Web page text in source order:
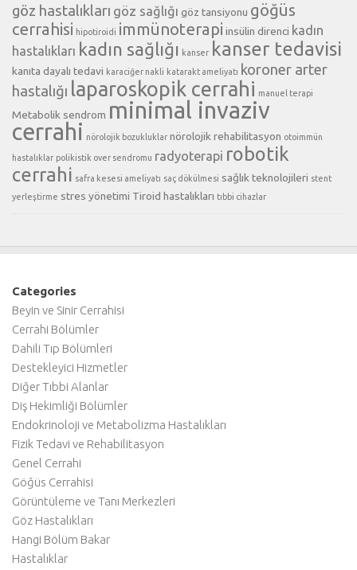
göz hastalıkları göz sağlığı göz tansiyonu göğüs
cerrahisi hipotiroidi immünoterapi insülin direnci kadın
hastalıkları kadın sağlığı kanser kanser tedavisi
kanıta dayalı tedavi karaciğer nakli katarakt ameliyatı koroner arter
hastalığı laparoskopik cerrahi manuel terapi
Metabolik sendrom minimal invaziv
cerrahi nörolojik bozukluklar nörolojik rehabilitasyon otoimmün
hastalıklar polikistik over sendromu radyoterapi robotik
cerrahi safra kesesi ameliyatı saç dökülmesi sağlık teknolojileri stent
yerleştirme stres yönetimi Tiroid hastalıkları tıbbi cihazlar
Categories
Beyin ve Sinir Cerrahisi
Cerrahi Bölümler
Dahili Tıp Bölümleri
Destekleyici Hizmetler
Diğer Tıbbi Alanlar
Diş Hekimliği Bölümler
Endokrinoloji ve Metabolizma Hastalıkları
Fizik Tedavi ve Rehabilitasyon
Genel Cerrahi
Göğüs Cerrahisi
Görüntüleme ve Tanı Merkezleri
Göz Hastalıkları
Hangi Bölüm Bakar
Hastalıklar